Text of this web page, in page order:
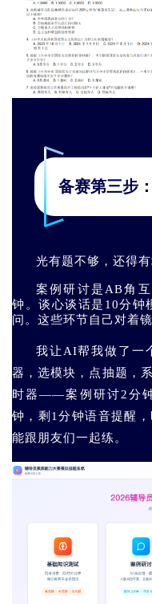
备赛第三步
光有题不够，还得有
案例研讨是AB角
钟。谈心谈话是10分钟
问。这些环节自己对着
我让AI帮我做了一
器，选模块，点抽题，
时器——案例研讨2分
钟，剩1分钟语音提醒
能跟朋友们一起练。